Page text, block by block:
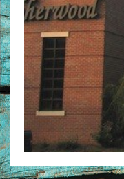
Alle producten
Cadeauboeken
Gideonietjes
Dagboeken
Gebed